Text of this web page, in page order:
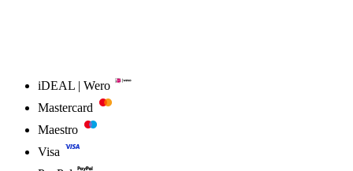
iDEAL | Wero
Mastercard
Maestro
Visa